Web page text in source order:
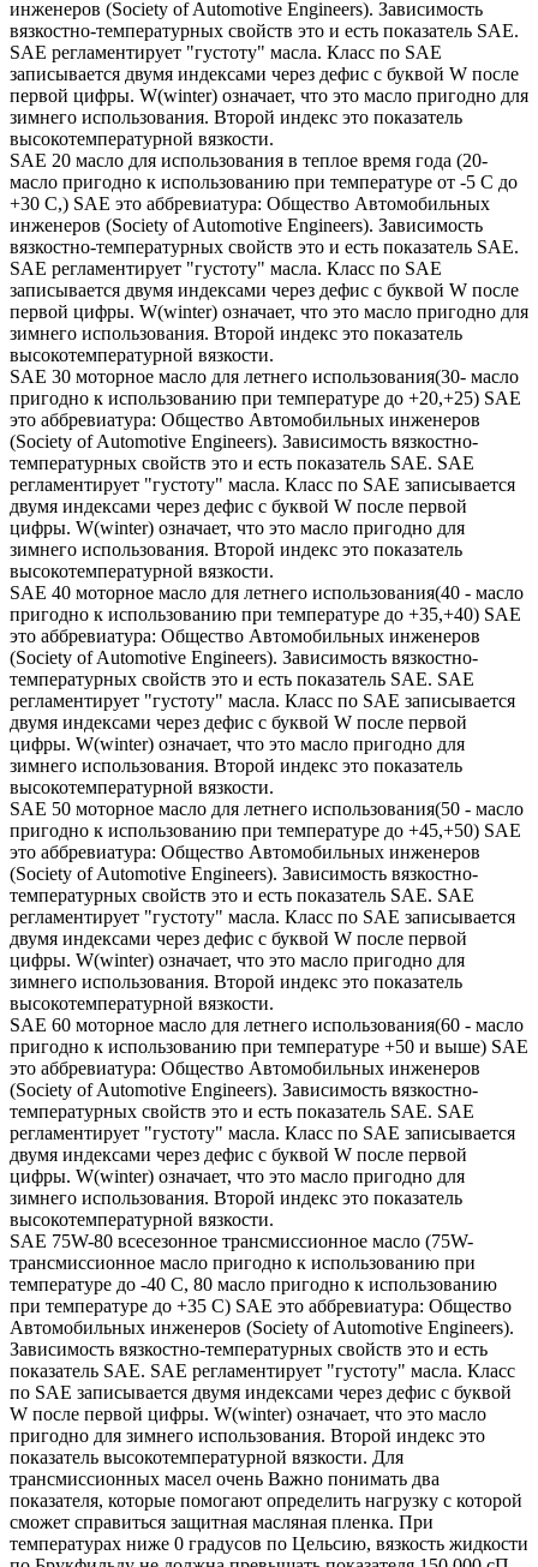
инженеров (Society of Automotive Engineers). Зависимость
вязкостно-температурных свойств это и есть показатель SAE.
SAE регламентирует "густоту" масла. Класс по SAE
записывается двумя индексами через дефис с буквой W после
первой цифры. W(winter) означает, что это масло пригодно для
зимнего использования. Второй индекс это показатель
высокотемпературной вязкости.
SAE 20 масло для использования в теплое время года (20-
масло пригодно к использованию при температуре от -5 С до
+30 С,) SAE это аббревиатура: Общество Автомобильных
инженеров (Society of Automotive Engineers). Зависимость
вязкостно-температурных свойств это и есть показатель SAE.
SAE регламентирует "густоту" масла. Класс по SAE
записывается двумя индексами через дефис с буквой W после
первой цифры. W(winter) означает, что это масло пригодно для
зимнего использования. Второй индекс это показатель
высокотемпературной вязкости.
SAE 30 моторное масло для летнего использования(30- масло
пригодно к использованию при температуре до +20,+25) SAE
это аббревиатура: Общество Автомобильных инженеров
(Society of Automotive Engineers). Зависимость вязкостно-
температурных свойств это и есть показатель SAE. SAE
регламентирует "густоту" масла. Класс по SAE записывается
двумя индексами через дефис с буквой W после первой
цифры. W(winter) означает, что это масло пригодно для
зимнего использования. Второй индекс это показатель
высокотемпературной вязкости.
SAE 40 моторное масло для летнего использования(40 - масло
пригодно к использованию при температуре до +35,+40) SAE
это аббревиатура: Общество Автомобильных инженеров
(Society of Automotive Engineers). Зависимость вязкостно-
температурных свойств это и есть показатель SAE. SAE
регламентирует "густоту" масла. Класс по SAE записывается
двумя индексами через дефис с буквой W после первой
цифры. W(winter) означает, что это масло пригодно для
зимнего использования. Второй индекс это показатель
высокотемпературной вязкости.
SAE 50 моторное масло для летнего использования(50 - масло
пригодно к использованию при температуре до +45,+50) SAE
это аббревиатура: Общество Автомобильных инженеров
(Society of Automotive Engineers). Зависимость вязкостно-
температурных свойств это и есть показатель SAE. SAE
регламентирует "густоту" масла. Класс по SAE записывается
двумя индексами через дефис с буквой W после первой
цифры. W(winter) означает, что это масло пригодно для
зимнего использования. Второй индекс это показатель
высокотемпературной вязкости.
SAE 60 моторное масло для летнего использования(60 - масло
пригодно к использованию при температуре +50 и выше) SAE
это аббревиатура: Общество Автомобильных инженеров
(Society of Automotive Engineers). Зависимость вязкостно-
температурных свойств это и есть показатель SAE. SAE
регламентирует "густоту" масла. Класс по SAE записывается
двумя индексами через дефис с буквой W после первой
цифры. W(winter) означает, что это масло пригодно для
зимнего использования. Второй индекс это показатель
высокотемпературной вязкости.
SAE 75W-80 всесезонное трансмиссионное масло (75W-
трансмиссионное масло пригодно к использованию при
температуре до -40 С, 80 масло пригодно к использованию
при температуре до +35 С) SAE это аббревиатура: Общество
Автомобильных инженеров (Society of Automotive Engineers).
Зависимость вязкостно-температурных свойств это и есть
показатель SAE. SAE регламентирует "густоту" масла. Класс
по SAE записывается двумя индексами через дефис с буквой
W после первой цифры. W(winter) означает, что это масло
пригодно для зимнего использования. Второй индекс это
показатель высокотемпературной вязкости. Для
трансмиссионных масел очень Важно понимать два
показателя, которые помогают определить нагрузку с которой
сможет справиться защитная масляная пленка. При
температурах ниже 0 градусов по Цельсию, вязкость жидкости